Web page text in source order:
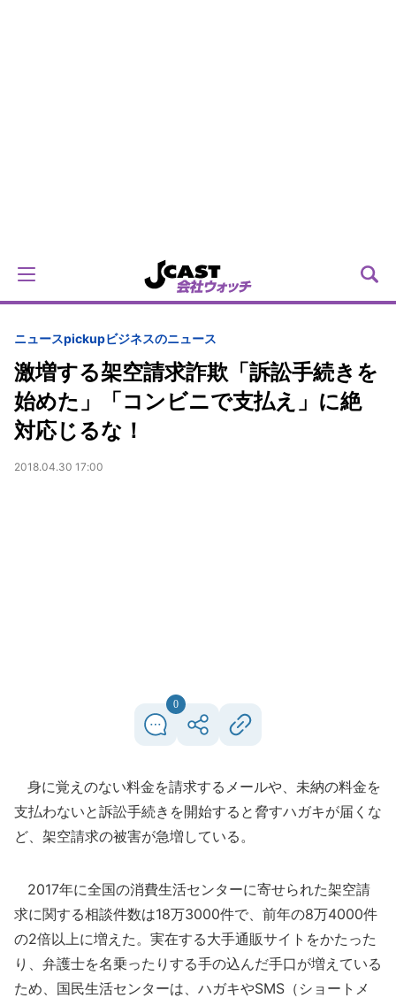
ニュースpickupビジネスのニュース
激増する架空請求詐欺「訴訟手続きを
始めた」「コンビニで支払え」に絶
対応じるな！
2018.04.30 17:00
0
身に覚えのない料金を請求するメールや、未納の料金を
支払わないと訴訟手続きを開始すると脅すハガキが届くな
ど、架空請求の被害が急増している。
2017年に全国の消費生活センターに寄せられた架空請
求に関する相談件数は18万3000件で、前年の8万4000件
の2倍以上に増えた。実在する大手通販サイトをかたった
り、弁護士を名乗ったりする手の込んだ手口が増えている
ため、国民生活センターは、ハガキやSMS（ショートメ